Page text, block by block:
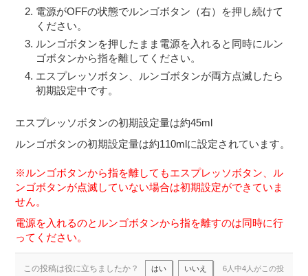
電源がOFFの状態でルンゴボタン（右）を押し続けて
ください。
ルンゴボタンを押したまま電源を入れると同時にルン
ゴボタンから指を離してください。
エスプレッソボタン、ルンゴボタンが両方点滅したら
初期設定中です。
エスプレッソボタンの初期設定量は約45ml
ルンゴボタンの初期設定量は約110mlに設定されています。
※ルンゴボタンから指を離してもエスプレッソボタン、ル
ンゴボタンが点滅していない場合は初期設定ができていま
せん。
電源を入れるのとルンゴボタンから指を離すのは同時に行
ってください。
この投稿は役に立ちましたか？ はい いいえ 6人中4人がこの投